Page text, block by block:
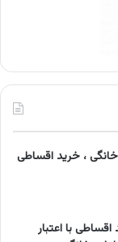
، خرید اقساطی
با اعتبار